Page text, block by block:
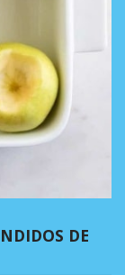
DE